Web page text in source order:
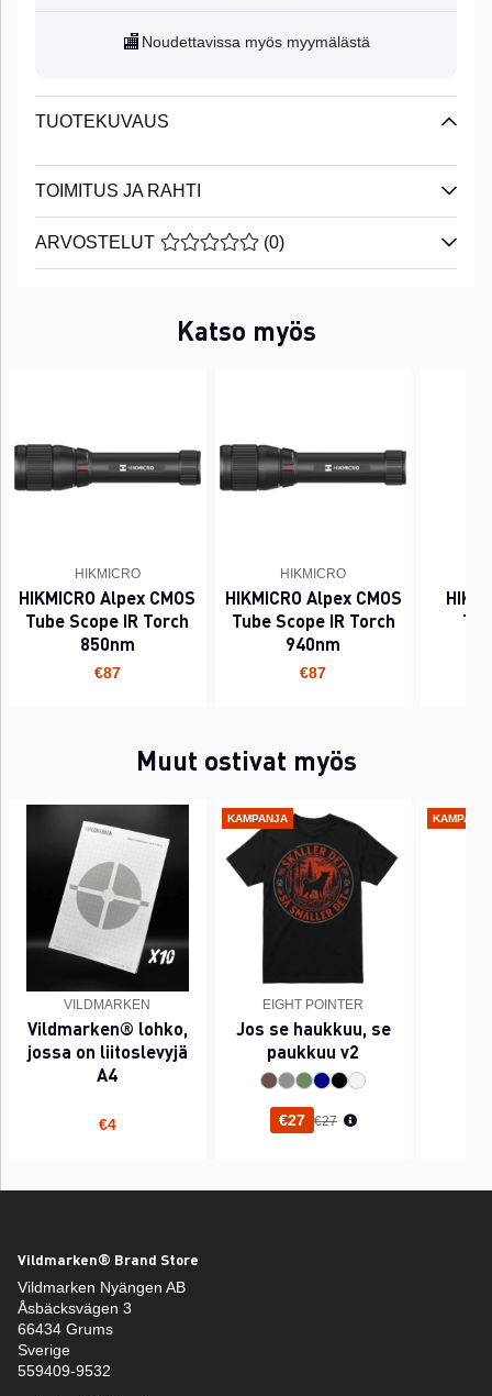
🏬 Noudettavissa myös myymälästä
TUOTEKUVAUS
TOIMITUS JA RAHTI
ARVOSTELUT KESKIARVOLUOKITUS 0 / 5
(0)
Katso myös
HIKMICRO
HIKMICRO Alpex CMOS
Tube Scope IR Torch
850nm
€87
HIKMICRO
HIKMICRO Alpex CMOS
Tube Scope IR Torch
940nm
€87
Muut ostivat myös
VILDMARKEN
Vildmarken® lohko,
jossa on liitoslevyjä
A4
€4
KAMPANJA
EIGHT POINTER
Jos se haukkuu, se
paukkuu v2
€27 Normaali hinta
€27
Vildmarken® Brand Store
Vildmarken Nyängen AB
Åsbäcksvägen 3
66434 Grums
Sverige
559409-9532